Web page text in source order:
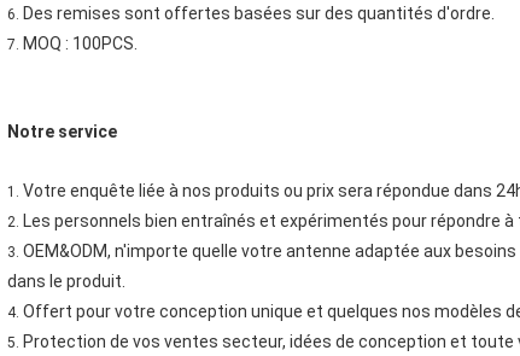
6. Des remises sont offertes basées sur des quantités d'ordre.
7. MOQ : 100PCS.
Notre service
1. Votre enquête liée à nos produits ou prix sera répondue dans
2. Les personnels bien entraînés et expérimentés pour répondre
3. OEM&ODM, n'importe quelle votre antenne adaptée aux
dans le produit.
4. Offert pour votre conception unique et quelques nos modèles
5. Protection de vos ventes secteur, idées de conception et